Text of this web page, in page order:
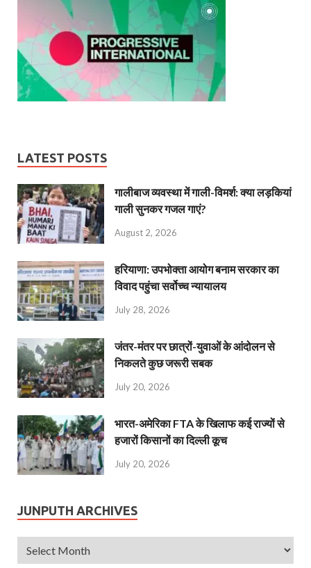
LATEST POSTS
गालीबाज व्‍यवस्‍था में गाली-विमर्श: क्या लड़कियां
गाली सुनकर गजल गाएं?
August 2, 2026
हरियाणा: उपभोक्ता आयोग बनाम सरकार का
विवाद पहुंचा सर्वोच्च न्यायालय
July 28, 2026
जंतर-मंतर पर छात्रों-युवाओं के आंदोलन से
निकलते कुछ जरूरी सबक
July 20, 2026
भारत-अमेरिका FTA के खिलाफ कई राज्यों से
हजारों किसानों का दिल्ली कूच
July 20, 2026
JUNPUTH ARCHIVES